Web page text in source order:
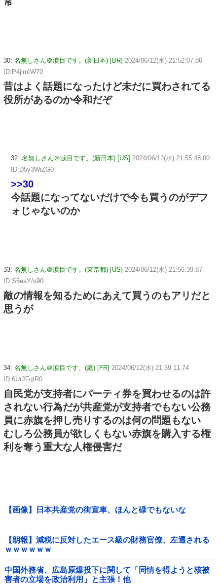
30: 名無しさん＠涙目です。(新日本) [BR] 2024/06/12(水) 21:52:07.86
ID:P4jlmIW70
昔はよく話題になったけど未だに買わされてる
役所があるのか令和だぞ
32: 名無しさん＠涙目です。(新日本) [US] 2024/06/12(水) 21:55:48.00
ID:D5y3WiZG0
>>30
今話題になってないだけで今も買うのがデフ
ォじゃないのか
33: 名無しさん＠涙目です。(東京都) [US] 2024/06/12(水) 21:56:39.87
ID:S6eaY/s90
敵の情報を知るためにあえて買うのもアリだと
思うが
34: 名無しさん＠涙目です。(庭) [FR] 2024/06/12(水) 21:59:11.74
ID:6UrJFqtR0
自民党が支持者にパーティ券を買わせるのは許
されない行為だが共産党が支持者でもない公務
員に赤旗を押し売りするのは何の問題もない
むしろ公務員が欲しくもない赤旗を購入する権
利を奪う重大な人権侵害だ
【画像】日本共産党の街宣車、ほんと碌でもないな
【朗報】減税に反対したエース級の財務官僚、左遷される
ｗｗｗｗｗｗ
中国外務省、広島原爆投下に関して「同情を得ようと核被
害者の立場を政治利用」と主張！他